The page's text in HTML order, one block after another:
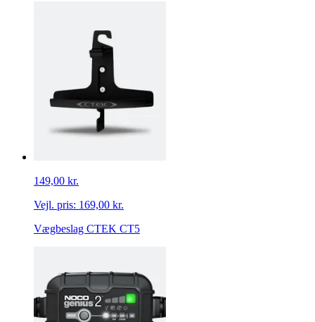
149,00 kr.
Vejl. pris: 169,00 kr.
Vægbeslag CTEK CT5